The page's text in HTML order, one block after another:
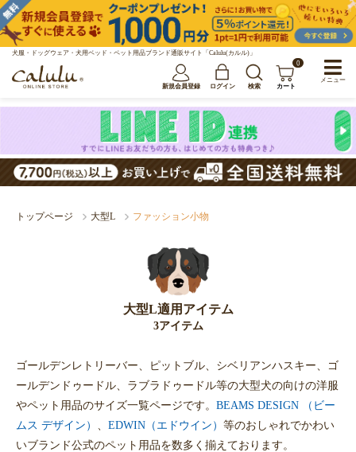
犬服・ドッグウェア・犬用ベッド・ペット用品ブランド通販サイト「Calulu(カルル)」
新規会員登録 ログイン 検索
0
カート
トップページ 大型L ファッション小物
大型L適用アイテム
3アイテム
ゴールデンレトリーバー、ピットブル、シベリアンハスキー、ゴ
ールデンドゥードル、ラブラドゥードル等の大型犬の向けの洋服
やペット用品のサイズ一覧ページです。 BEAMS DESIGN （ビー
ムス デザイン）
EDWIN（エドウイン） 等のおしゃれでかわい
いブランド公式のペット用品を数多く揃えております。
メニュー